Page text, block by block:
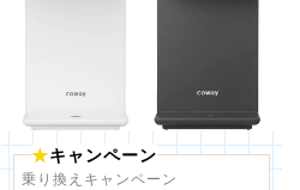
キャンペーン
乗り換えキャンペーン